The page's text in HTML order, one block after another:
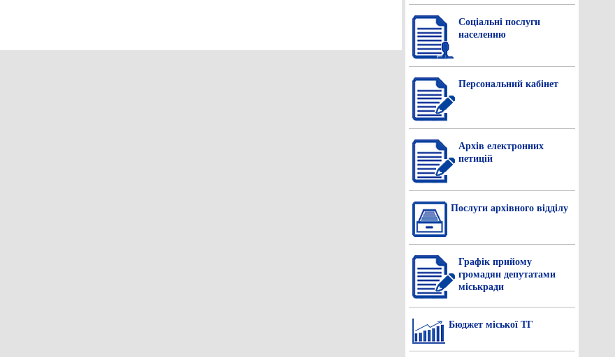
Соціальні послуги
населенню
Персональний кабінет
Архів електронних
петицій
Послуги архівного відділу
Графік прийому
громадян депутатами
міськради
Бюджет міської ТГ